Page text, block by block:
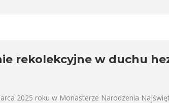
rekolekcyjne w duchu
2025 roku w Monasterze Narodzenia